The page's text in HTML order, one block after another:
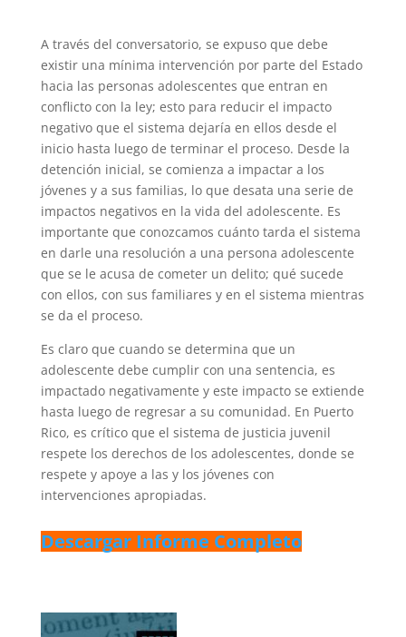
A través del conversatorio, se expuso que debe
existir una mínima intervención por parte del Estado
hacia las personas adolescentes que entran en
conflicto con la ley; esto para reducir el impacto
negativo que el sistema dejaría en ellos desde el
inicio hasta luego de terminar el proceso. Desde la
detención inicial, se comienza a impactar a los
jóvenes y a sus familias, lo que desata una serie de
impactos negativos en la vida del adolescente. Es
importante que conozcamos cuánto tarda el sistema
en darle una resolución a una persona adolescente
que se le acusa de cometer un delito; qué sucede
con ellos, con sus familiares y en el sistema mientras
se da el proceso.
Es claro que cuando se determina que un
adolescente debe cumplir con una sentencia, es
impactado negativamente y este impacto se extiende
hasta luego de regresar a su comunidad. En Puerto
Rico, es crítico que el sistema de justicia juvenil
respete los derechos de los adolescentes, donde se
respete y apoye a las y los jóvenes con
intervenciones apropiadas.
Descargar Informe Completo